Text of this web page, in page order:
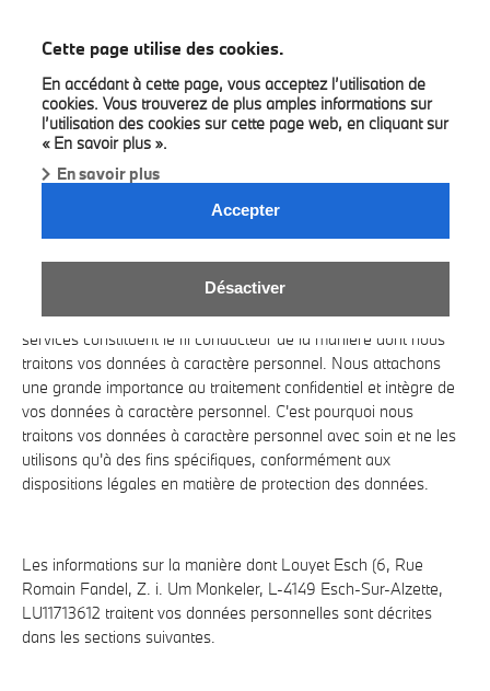
Cette page utilise des cookies.
En accédant à cette page, vous acceptez l’utilisation de
cookies. Vous trouverez de plus amples informations sur
l’utilisation des cookies sur cette page web, en cliquant sur
« En savoir plus ».
En savoir plus
Accepter
Désactiver
PRIVACY POLICY GARAGE LOUYET
ESCH.
INFORMATIONS SUR LA PROTECTION DES DONNÉES
Les exigences élevées que vous imposez à nos produits et
services constituent le fil conducteur de la manière dont nous
traitons vos données à caractère personnel. Nous attachons
une grande importance au traitement confidentiel et intègre de
vos données à caractère personnel. C'est pourquoi nous
traitons vos données à caractère personnel avec soin et ne les
utilisons qu'à des fins spécifiques, conformément aux
dispositions légales en matière de protection des données.
Les informations sur la manière dont Louyet Esch (6, Rue
Romain Fandel, Z. i. Um Monkeler, L-4149 Esch-Sur-Alzette,
LU11713612 traitent vos données personnelles sont décrites
dans les sections suivantes.